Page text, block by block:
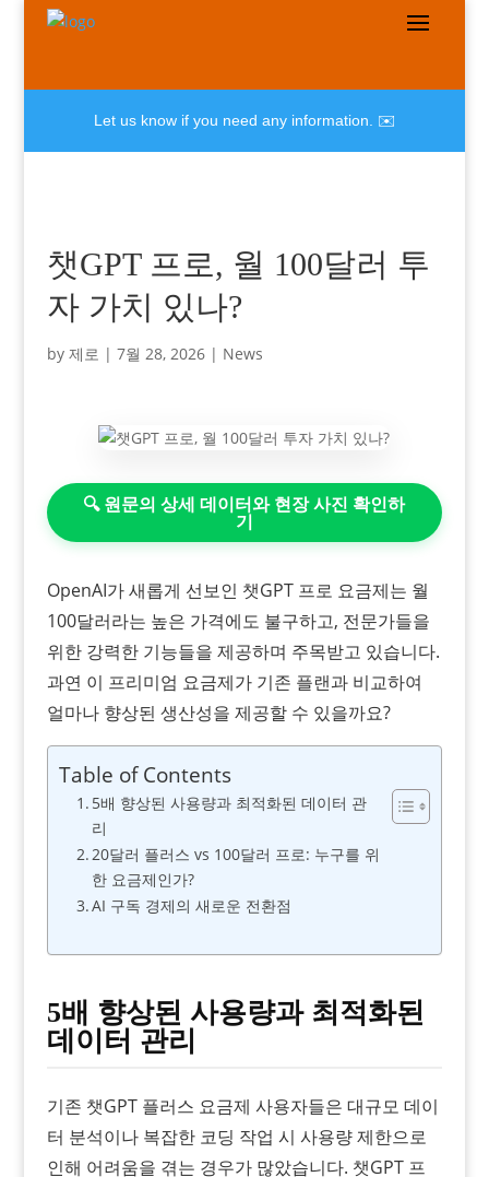
Let us know if you need any information. ✉️
챗GPT 프로, 월 100달러 투
자 가치 있나?
by 제로 | 7월 28, 2026| News
🔍 원문의 상세 데이터와 현장 사진 확인하
기
OpenAI가 새롭게 선보인 챗GPT 프로 요금제는 월
100달러라는 높은 가격에도 불구하고, 전문가들을
위한 강력한 기능들을 제공하며 주목받고 있습니다.
과연 이 프리미엄 요금제가 기존 플랜과 비교하여
얼마나 향상된 생산성을 제공할 수 있을까요?
Table of Contents
5배 향상된 사용량과 최적화된 데이터 관
리
20달러 플러스 vs 100달러 프로: 누구를 위
한 요금제인가?
AI 구독 경제의 새로운 전환점
5배 향상된 사용량과 최적화된
데이터 관리
기존 챗GPT 플러스 요금제 사용자들은 대규모 데이
터 분석이나 복잡한 코딩 작업 시 사용량 제한으로
인해 어려움을 겪는 경우가 많았습니다. 챗GPT 프